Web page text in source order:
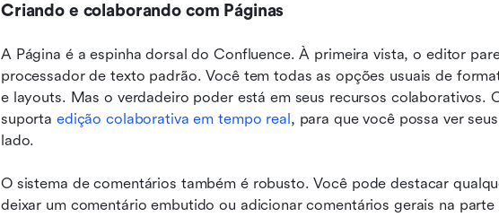
Criando e colaborando com Páginas
A Página é a espinha dorsal do Confluence. À primeira vista, o editor
processador de texto padrão. Você tem todas as opções usuais de
e layouts. Mas o verdadeiro poder está em seus recursos colaborativos.
suporta edição colaborativa em tempo real , para que você possa ver
lado.
O sistema de comentários também é robusto. Você pode destacar
deixar um comentário embutido ou adicionar comentários gerais na